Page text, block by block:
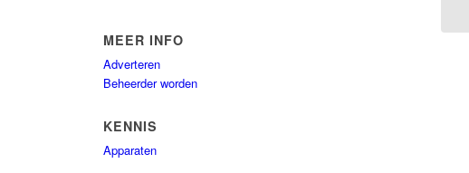
MEER INFO
Adverteren
Beheerder worden
KENNIS
Apparaten